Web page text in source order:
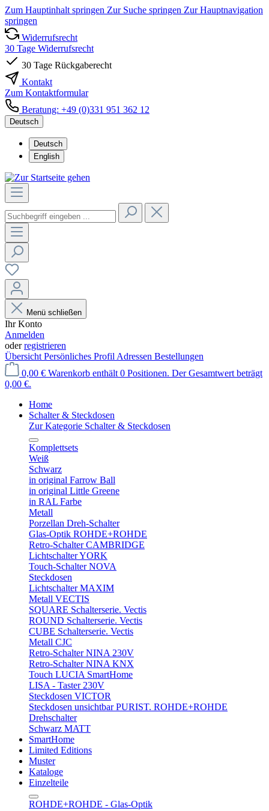
Zum Hauptinhalt springen Zur Suche springen Zur Hauptnavigation
springen
Widerrufsrecht
30 Tage Widerrufsrecht
30 Tage Rückgaberecht
Kontakt
Zum Kontaktformular
Beratung: +49 (0)331 951 362 12
Deutsch
Deutsch
English
Menü schließen
Ihr Konto
Anmelden
oderregistrieren
Übersicht Persönliches Profil Adressen Bestellungen
0,00 € Warenkorb enthält 0 Positionen. Der Gesamtwert beträgt
0,00 €.
Home
Schalter & Steckdosen
Zur Kategorie Schalter & Steckdosen
Komplettsets
Weiß
Schwarz
in original Farrow Ball
in original Little Greene
in RAL Farbe
Metall
Porzellan Dreh-Schalter
Glas-Optik ROHDE+ROHDE
Retro-Schalter CAMBRIDGE
Lichtschalter YORK
Touch-Schalter NOVA
Steckdosen
Lichtschalter MAXIM
Metall VECTIS
SQUARE Schalterserie. Vectis
ROUND Schalterserie. Vectis
CUBE Schalterserie. Vectis
Metall CJC
Retro-Schalter NINA 230V
Retro-Schalter NINA KNX
Touch LUCIA SmartHome
LISA - Taster 230V
Steckdosen VICTOR
Steckdosen unsichtbar PURIST. ROHDE+ROHDE
Drehschalter
Schwarz MATT
SmartHome
Limited Editions
Muster
Kataloge
Einzelteile
ROHDE+ROHDE - Glas-Optik